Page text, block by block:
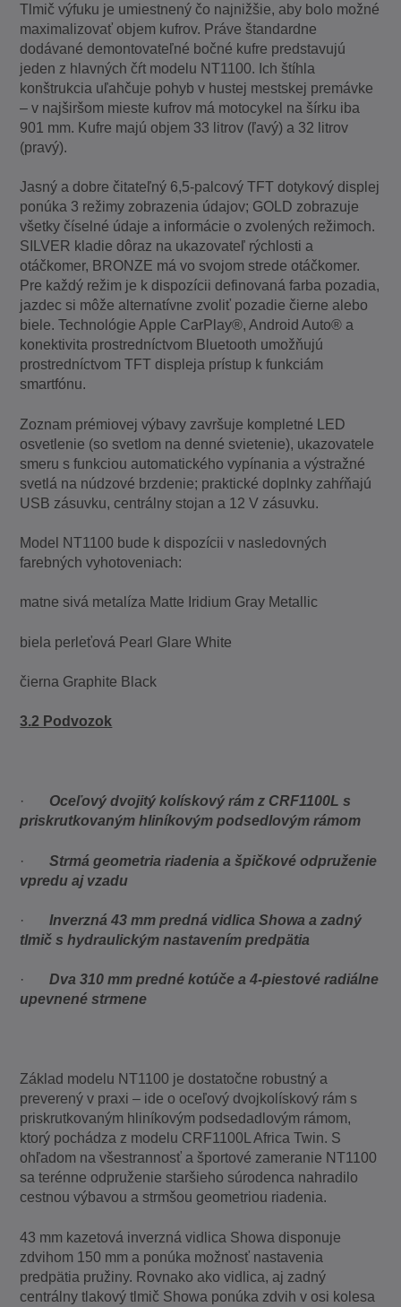
Tlmič výfuku je umiestnený čo najnižšie, aby bolo možné
maximalizovať objem kufrov. Práve štandardne
dodávané demontovateľné bočné kufre predstavujú
jeden z hlavných čŕt modelu NT1100. Ich štíhla
konštrukcia uľahčuje pohyb v hustej mestskej premávke
– v najširšom mieste kufrov má motocykel na šírku iba
901 mm. Kufre majú objem 33 litrov (ľavý) a 32 litrov
(pravý).
Jasný a dobre čitateľný 6,5-palcový TFT dotykový displej
ponúka 3 režimy zobrazenia údajov; GOLD zobrazuje
všetky číselné údaje a informácie o zvolených režimoch.
SILVER kladie dôraz na ukazovateľ rýchlosti a
otáčkomer, BRONZE má vo svojom strede otáčkomer.
Pre každý režim je k dispozícii definovaná farba pozadia,
jazdec si môže alternatívne zvoliť pozadie čierne alebo
biele. Technológie Apple CarPlay®, Android Auto® a
konektivita prostredníctvom Bluetooth umožňujú
prostredníctvom TFT displeja prístup k funkciám
smartfónu.
Zoznam prémiovej výbavy završuje kompletné LED
osvetlenie (so svetlom na denné svietenie), ukazovatele
smeru s funkciou automatického vypínania a výstražné
svetlá na núdzové brzdenie; praktické doplnky zahŕňajú
USB zásuvku, centrálny stojan a 12 V zásuvku.
Model NT1100 bude k dispozícii v nasledovných
farebných vyhotoveniach:
matne sivá metalíza Matte Iridium Gray Metallic
biela perleťová Pearl Glare White
čierna Graphite Black
3.2 Podvozok
· Oceľový dvojitý kolískový rám z CRF1100L s
priskrutkovaným hliníkovým podsedlovým rámom
·Strmá geometria riadenia a špičkové odpruženie
vpredu aj vzadu
·Inverzná 43 mm predná vidlica Showa a zadný
tlmič s hydraulickým nastavením predpätia
·Dva 310 mm predné kotúče a 4-piestové radiálne
upevnené strmene
Základ modelu NT1100 je dostatočne robustný a
preverený v praxi – ide o oceľový dvojkolískový rám s
priskrutkovaným hliníkovým podsedadlovým rámom,
ktorý pochádza z modelu CRF1100L Africa Twin. S
ohľadom na všestrannosť a športové zameranie NT1100
sa terénne odpruženie staršieho súrodenca nahradilo
cestnou výbavou a strmšou geometriou riadenia.
43 mm kazetová inverzná vidlica Showa disponuje
zdvihom 150 mm a ponúka možnosť nastavenia
predpätia pružiny. Rovnako ako vidlica, aj zadný
centrálny tlakový tlmič Showa ponúka zdvih v osi kolesa